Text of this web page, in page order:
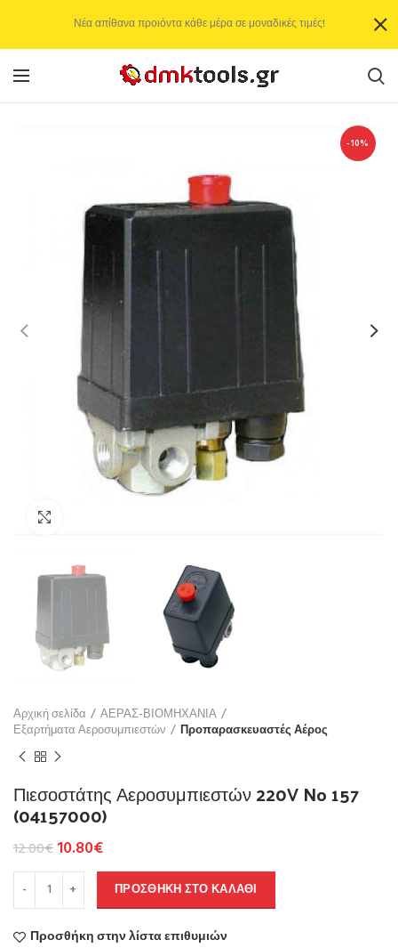
-10%
Αρχική σελίδα
ΑΕΡΑΣ-ΒΙΟΜΗΧΑΝΙΑ
Εξαρτήματα Αεροσυμπιεστών
Προπαρασκευαστές Αέρος
Πιεσοστάτης Αεροσυμπιεστών 220V No 157
(04157000)
12.00€10.80€
ΠΡΟΣΘΉΚΗ ΣΤΟ ΚΑΛΆΘΙ
Προσθήκη στην λίστα επιθυμιών
Νέα απίθανα προιόντα κάθε μέρα σε μοναδικές τιμές!